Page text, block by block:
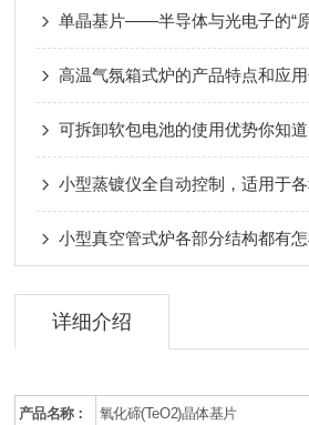
单晶基片——半导体与光电子的“
高温气氛箱式炉的产品特点和应
可拆卸软包电池的使用优势你知道
小型蒸镀仪全自动控制，适用于
小型真空管式炉各部分结构都有
详细介绍
产品名称： 氧化碲(TeO2)晶体基片